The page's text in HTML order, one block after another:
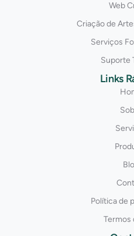
Web
Criação de
Serviços
Suporte
Links
Política de
Termos